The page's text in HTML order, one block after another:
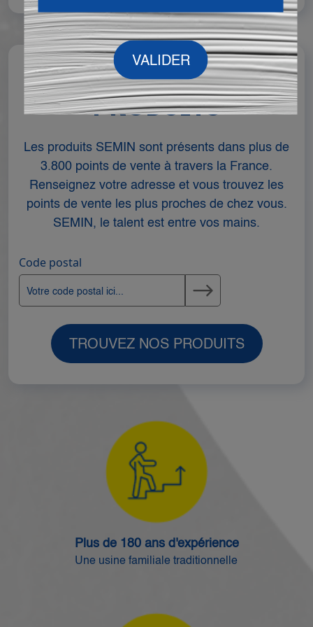
TROUVEZ NOS
PRODUITS
Les produits SEMIN sont présents dans plus de
3.800 points de vente à travers la France.
Renseignez votre adresse et vous trouvez les
points de vente les plus proches de chez vous.
SEMIN, le talent est entre vos mains.
Code postal
TROUVEZ NOS PRODUITS
Plus de 180 ans d'expérience
Une usine familiale traditionnelle